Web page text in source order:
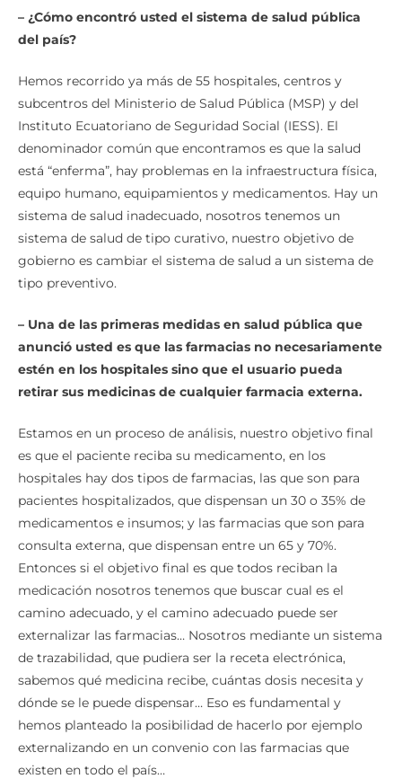
– ¿Cómo encontró usted el sistema de salud pública
del país?
Hemos recorrido ya más de 55 hospitales, centros y
subcentros del Ministerio de Salud Pública (MSP) y del
Instituto Ecuatoriano de Seguridad Social (IESS). El
denominador común que encontramos es que la salud
está “enferma”, hay problemas en la infraestructura física,
equipo humano, equipamientos y medicamentos. Hay un
sistema de salud inadecuado, nosotros tenemos un
sistema de salud de tipo curativo, nuestro objetivo de
gobierno es cambiar el sistema de salud a un sistema de
tipo preventivo.
– Una de las primeras medidas en salud pública que
anunció usted es que las farmacias no necesariamente
estén en los hospitales sino que el usuario pueda
retirar sus medicinas de cualquier farmacia externa.
Estamos en un proceso de análisis, nuestro objetivo final
es que el paciente reciba su medicamento, en los
hospitales hay dos tipos de farmacias, las que son para
pacientes hospitalizados, que dispensan un 30 o 35% de
medicamentos e insumos; y las farmacias que son para
consulta externa, que dispensan entre un 65 y 70%.
Entonces si el objetivo final es que todos reciban la
medicación nosotros tenemos que buscar cual es el
camino adecuado, y el camino adecuado puede ser
externalizar las farmacias… Nosotros mediante un sistema
de trazabilidad, que pudiera ser la receta electrónica,
sabemos qué medicina recibe, cuántas dosis necesita y
dónde se le puede dispensar… Eso es fundamental y
hemos planteado la posibilidad de hacerlo por ejemplo
externalizando en un convenio con las farmacias que
existen en todo el país…